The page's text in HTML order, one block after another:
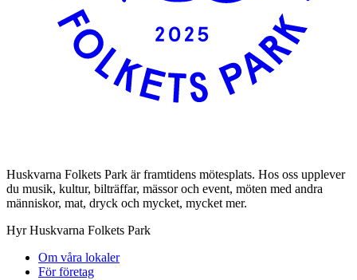
Huskvarna Folkets Park är framtidens mötesplats. Hos oss upplever
du musik, kultur, bilträffar, mässor och event, möten med andra
människor, mat, dryck och mycket, mycket mer.
Hyr Huskvarna Folkets Park
Om våra lokaler
För företag